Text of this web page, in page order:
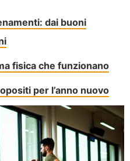
dai buoni
fisica che funzionano
per l’anno nuovo